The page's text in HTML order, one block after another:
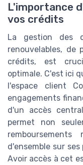
L'importance
vos crédits
La gestion des
renouvelables, de
crédits, est
optimale. C'est ici
l'espace client
engagements
d'un accès
permet non
d'ensemble sur
Avoir accès à cet